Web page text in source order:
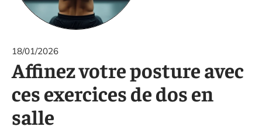
18/01/2026
Affinez votre posture avec
ces exercices de dos en
salle